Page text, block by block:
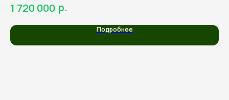
1 720 000 р.
Подробнее